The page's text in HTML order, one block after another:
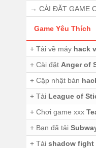
→ CÀI ĐẶT GAME
Game Yêu Thích
+ Tải về máy hack
+ Cài đặt Anger of
+ Cập nhật bản
+ Tải League of
+ Chơi game xxx
+ Bạn đã tải
+ Tải shadow fight